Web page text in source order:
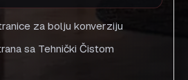
za bolju konverziju
sa Tehnički Čistom